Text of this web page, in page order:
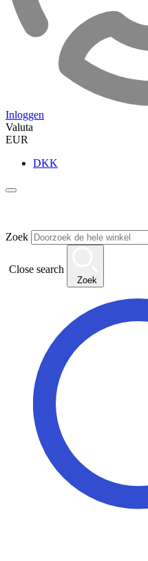
Inloggen
Valuta
EUR
DKK
Zoek
Close search
Zoek